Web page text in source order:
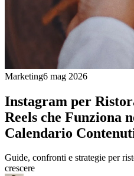
Marketing6 mag 2026
Instagram per
Reels che Funziona
Calendario
Guide, confronti e strategie per
crescere